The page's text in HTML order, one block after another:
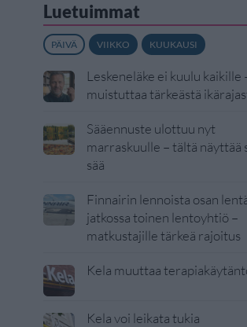
Luetuimmat
PÄIVÄ VIIKKO KUUKAUSI
Leskeneläke ei kuulu kaikille
muistuttaa tärkeästä
Sääennuste ulottuu nyt
marraskuulle – tältä näyttää
sää
Finnairin lennoista osan
jatkossa toinen lentoyhtiö –
matkustajille tärkeä rajoitus
Kela muuttaa
Kela voi leikata tukia